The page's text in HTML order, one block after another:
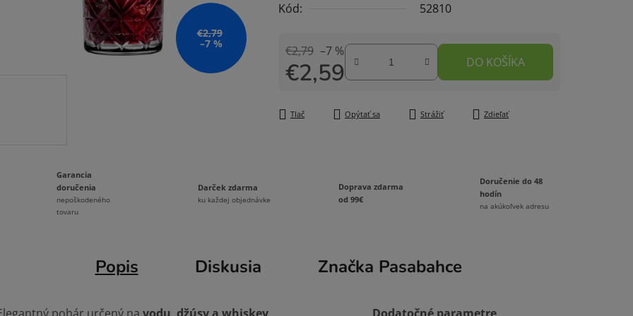
0,0
hviezdičiek.
Kód:
52810
€2,79 –7 %
€2,59 DO KOŠÍKA
Tlač Opýtať sa Strážiť Zdieľať
€2,79
–7 %
Garancia
doručenia
nepoškodeného
tovaru
Darček zdarma
ku každej objednávke
Doprava zdarma
od 99€
Doručenie do 48
hodín
na akúkoľvek adresu
Popis Diskusia Značka Pasabahce